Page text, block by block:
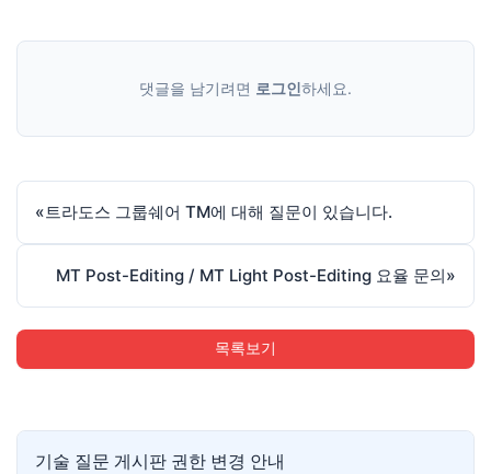
댓글을 남기려면 로그인하세요.
«트라도스 그룹쉐어 TM에 대해 질문이 있습니다.
MT Post-Editing / MT Light Post-Editing 요율 문의»
목록보기
기술 질문 게시판 권한 변경 안내